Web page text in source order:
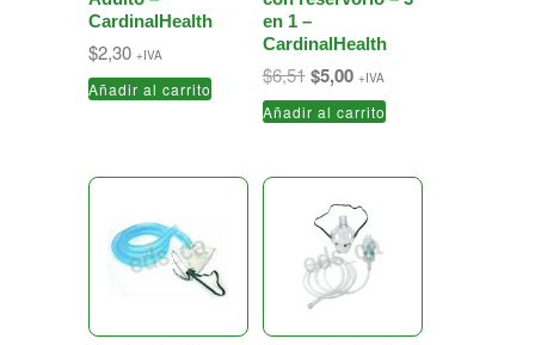
CardinalHealth
$2,30 +IVA
Añadir al carrito
en 1 –
CardinalHealth
$6,51 El
precio
original
$5,00El
precio
actual
+IVA
Añadir al carrito